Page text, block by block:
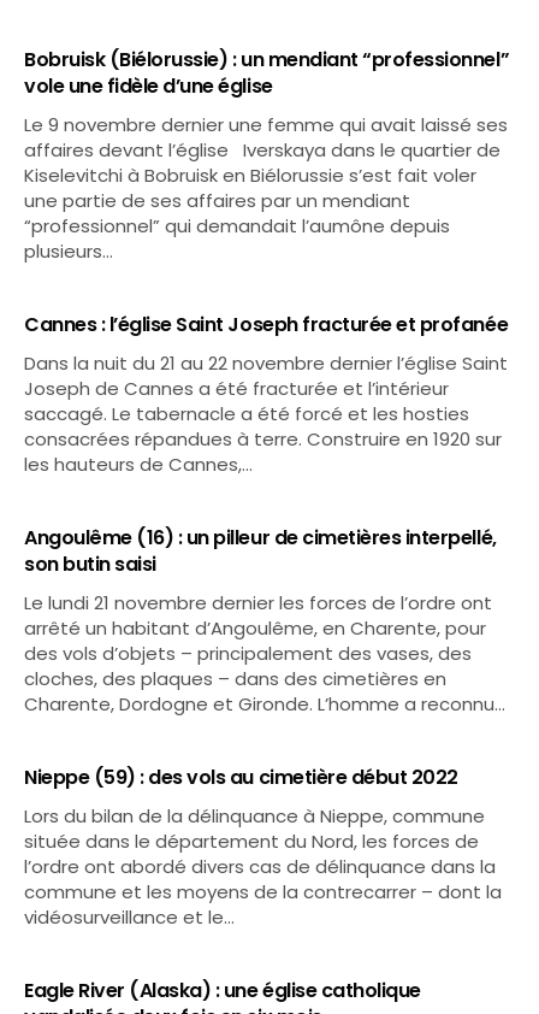
Bobruisk (Biélorussie) : un mendiant “professionnel”
vole une fidèle d’une église
Le 9 novembre dernier une femme qui avait laissé ses
affaires devant l’église Iverskaya dans le quartier de
Kiselevitchi à Bobruisk en Biélorussie s’est fait voler
une partie de ses affaires par un mendiant
“professionnel” qui demandait l’aumône depuis
plusieurs…
Cannes : l’église Saint Joseph fracturée et profanée
Dans la nuit du 21 au 22 novembre dernier l’église Saint
Joseph de Cannes a été fracturée et l’intérieur
saccagé. Le tabernacle a été forcé et les hosties
consacrées répandues à terre. Construire en 1920 sur
les hauteurs de Cannes,…
Angoulême (16) : un pilleur de cimetières interpellé,
son butin saisi
Le lundi 21 novembre dernier les forces de l’ordre ont
arrêté un habitant d’Angoulême, en Charente, pour
des vols d’objets – principalement des vases, des
cloches, des plaques – dans des cimetières en
Charente, Dordogne et Gironde. L’homme a reconnu…
Nieppe (59) : des vols au cimetière début 2022
Lors du bilan de la délinquance à Nieppe, commune
située dans le département du Nord, les forces de
l’ordre ont abordé divers cas de délinquance dans la
commune et les moyens de la contrecarrer – dont la
vidéosurveillance et le…
Eagle River (Alaska) : une église catholique